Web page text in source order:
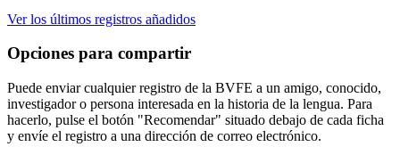
Ver los últimos registros añadidos
Opciones para compartir
Puede enviar cualquier registro de la BVFE a un amigo, conocido,
investigador o persona interesada en la historia de la lengua. Para
hacerlo, pulse el botón "Recomendar" situado debajo de cada ficha
y envíe el registro a una dirección de correo electrónico.